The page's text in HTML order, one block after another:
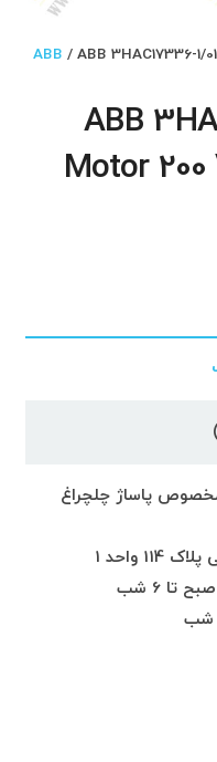
/ ABB 3HAC17336-1/
ABB
Motor
مخصوص پاساژ چلچراغ